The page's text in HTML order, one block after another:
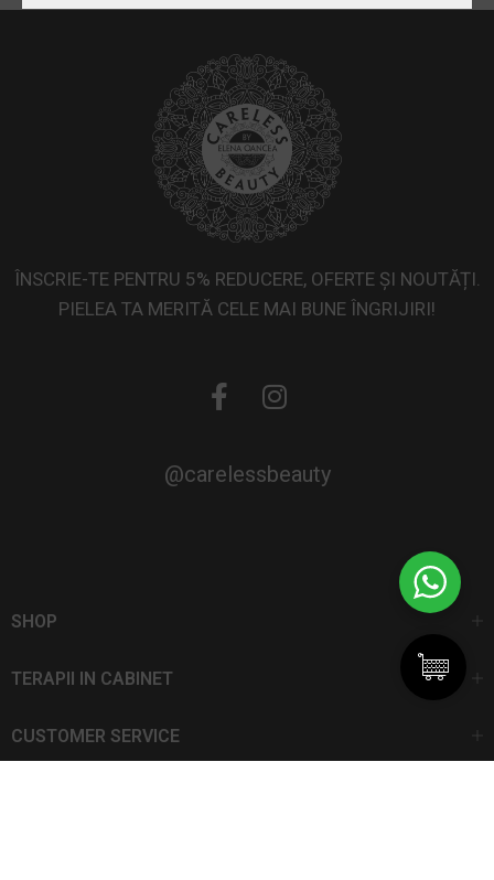
ÎNSCRIE-TE PENTRU 5% REDUCERE, OFERTE ȘI NOUTĂȚI.
PIELEA TA MERITĂ CELE MAI BUNE ÎNGRIJIRI!
@carelessbeauty
SHOP
TERAPII IN CABINET
CUSTOMER SERVICE